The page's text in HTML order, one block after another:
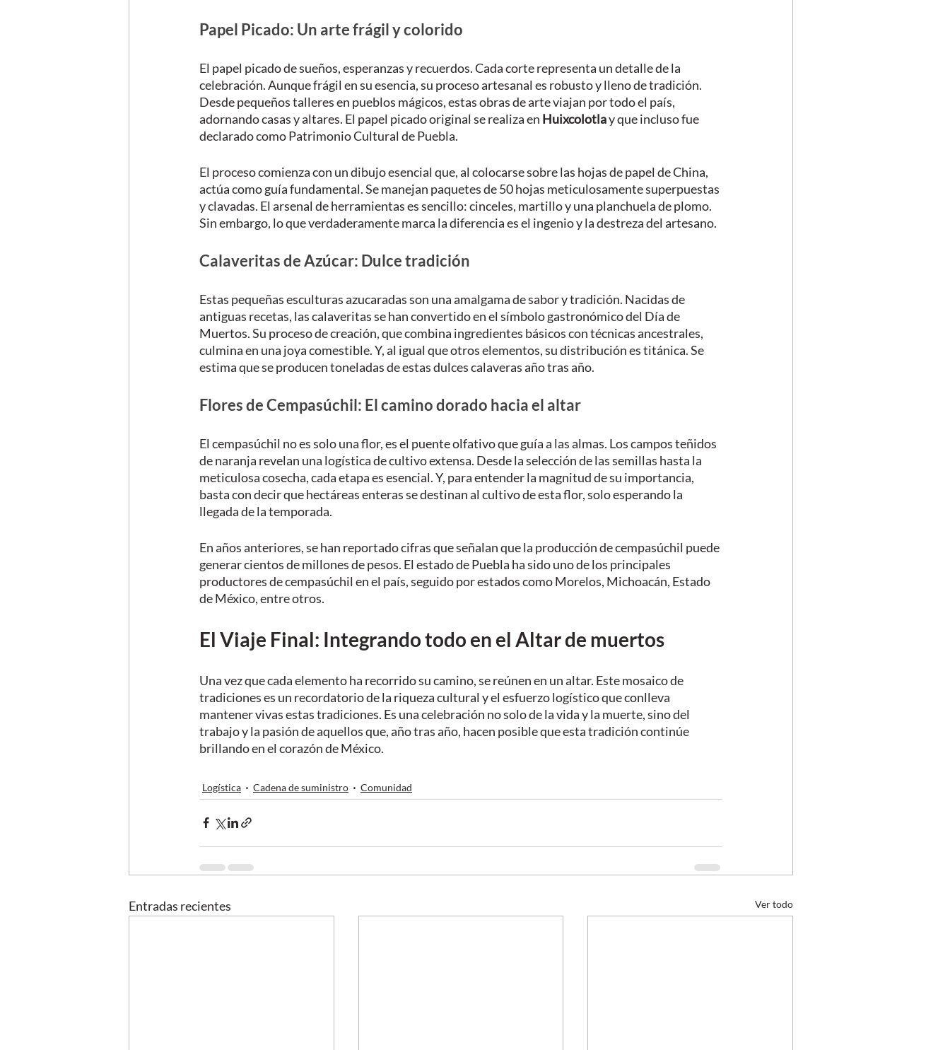
Papel Picado: Un arte frágil y colorido
El papel picado de sueños, esperanzas y recuerdos. Cada corte representa un detalle de la
celebración. Aunque frágil en su esencia, su proceso artesanal es robusto y lleno de tradición.
Desde pequeños talleres en pueblos mágicos, estas obras de arte viajan por todo el país,
adornando casas y altares. El papel picado original se realiza en Huixcolotla y que incluso fue
declarado como Patrimonio Cultural de Puebla.
El proceso comienza con un dibujo esencial que, al colocarse sobre las hojas de papel de China,
actúa como guía fundamental. Se manejan paquetes de 50 hojas meticulosamente superpuestas
y clavadas. El arsenal de herramientas es sencillo: cinceles, martillo y una planchuela de plomo.
Sin embargo, lo que verdaderamente marca la diferencia es el ingenio y la destreza del artesano.
Calaveritas de Azúcar: Dulce tradición
Estas pequeñas esculturas azucaradas son una amalgama de sabor y tradición. Nacidas de
antiguas recetas, las calaveritas se han convertido en el símbolo gastronómico del Día de
Muertos. Su proceso de creación, que combina ingredientes básicos con técnicas ancestrales,
culmina en una joya comestible. Y, al igual que otros elementos, su distribución es titánica. Se
estima que se producen toneladas de estas dulces calaveras año tras año.
Flores de Cempasúchil: El camino dorado hacia el altar
El cempasúchil no es solo una flor, es el puente olfativo que guía a las almas. Los campos teñidos
de naranja revelan una logística de cultivo extensa. Desde la selección de las semillas hasta la
meticulosa cosecha, cada etapa es esencial. Y, para entender la magnitud de su importancia,
basta con decir que hectáreas enteras se destinan al cultivo de esta flor, solo esperando la
llegada de la temporada.
En años anteriores, se han reportado cifras que señalan que la producción de cempasúchil puede
generar cientos de millones de pesos. El estado de Puebla ha sido uno de los principales
productores de cempasúchil en el país, seguido por estados como Morelos, Michoacán, Estado
de México, entre otros.
El Viaje Final: Integrando todo en el Altar de muertos
Una vez que cada elemento ha recorrido su camino, se reúnen en un altar. Este mosaico de
tradiciones es un recordatorio de la riqueza cultural y el esfuerzo logístico que conlleva
mantener vivas estas tradiciones. Es una celebración no solo de la vida y la muerte, sino del
trabajo y la pasión de aquellos que, año tras año, hacen posible que esta tradición continúe
brillando en el corazón de México.
Logística Cadena de suministro Comunidad
Entradas recientes Ver todo